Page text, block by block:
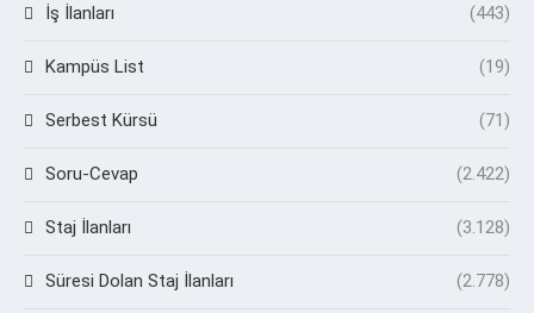
İş İlanları (443)
Kampüs List (19)
Serbest Kürsü (71)
Soru-Cevap (2.422)
Staj İlanları (3.128)
Süresi Dolan Staj İlanları (2.778)